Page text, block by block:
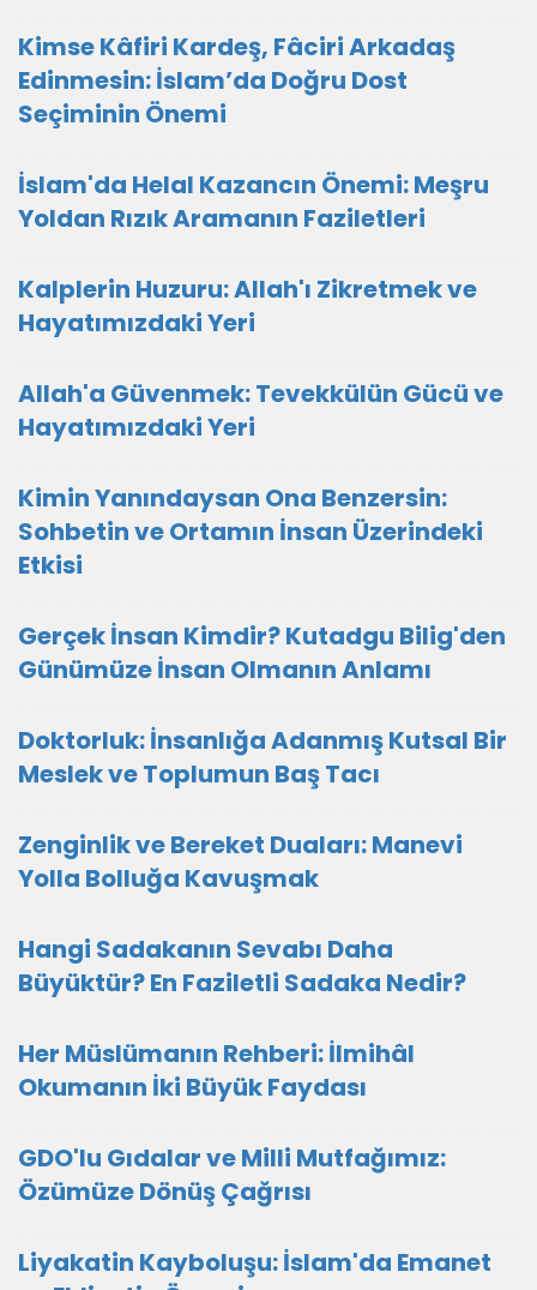
Kimse Kâfiri Kardeş, Fâciri Arkadaş
Edinmesin: İslam’da Doğru Dost
Seçiminin Önemi
İslam'da Helal Kazancın Önemi: Meşru
Yoldan Rızık Aramanın Faziletleri
Kalplerin Huzuru: Allah'ı Zikretmek ve
Hayatımızdaki Yeri
Allah'a Güvenmek: Tevekkülün Gücü ve
Hayatımızdaki Yeri
Kimin Yanındaysan Ona Benzersin:
Sohbetin ve Ortamın İnsan Üzerindeki
Etkisi
Gerçek İnsan Kimdir? Kutadgu Bilig'den
Günümüze İnsan Olmanın Anlamı
Doktorluk: İnsanlığa Adanmış Kutsal Bir
Meslek ve Toplumun Baş Tacı
Zenginlik ve Bereket Duaları: Manevi
Yolla Bolluğa Kavuşmak
Hangi Sadakanın Sevabı Daha
Büyüktür? En Faziletli Sadaka Nedir?
Her Müslümanın Rehberi: İlmihâl
Okumanın İki Büyük Faydası
GDO'lu Gıdalar ve Milli Mutfağımız:
Özümüze Dönüş Çağrısı
Liyakatin Kayboluşu: İslam'da Emanet